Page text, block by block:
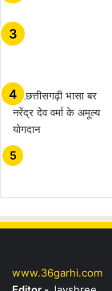
www.36garhi.com